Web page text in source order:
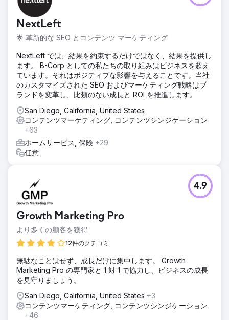
NextLeft
🌟 革新的な SEO とコンテンツ マーケティング
NextLeft では、結果を約束するだけではなく、結果を提供し
ます。 B-Corp としての私たちの取り組みはビジネスを超え
ています。それはポジティブな影響を与えることです。当社
のカスタマイズされた SEO およびマーケティング戦略はブ
ランドを変革し、比類のない成長と ROI を推進します。
San Diego, California, United States
コンテンツマーケティング, コンテンツシンジケーション
+63
ホームサービス, 保険 +29
任意
Growth Marketing Pro
より多くの顧客を獲得
12件のクチコミ
4.9
無駄なことはせず、成長だけに集中します。 Growth
Marketing Pro の専門家と 1 対 1 で協力し、ビジネスの成長
を見守りましょう。
San Diego, California, United States +3
コンテンツマーケティング, コンテンツシンジケーション
+46